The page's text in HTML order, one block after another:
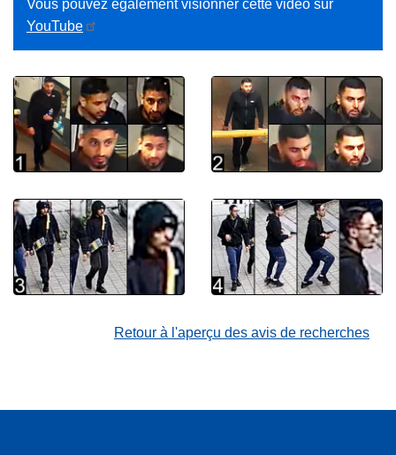
Vous pouvez également visionner cette vidéo sur
YouTube
Retour à l'aperçu des avis de recherches